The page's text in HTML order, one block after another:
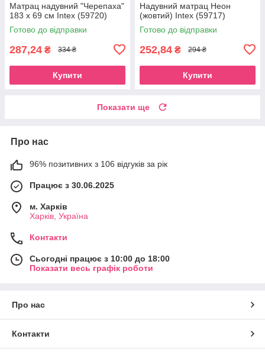
Матрац надувний "Черепаха"
183 х 69 см Intex (59720)
Готово до відправки
287,24 ₴ 334 ₴
Купити
Надувний матрац Неон
(жовтий) Intex (59717)
Готово до відправки
252,84 ₴ 294 ₴
Купити
Показати ще
Про нас
96% позитивних з 106 відгуків за рік
Працює з 30.06.2025
м. Харків
Харків, Україна
Контакти
Сьогодні працює з 10:00 до 18:00
Показати весь графік роботи
Про нас
Контакти